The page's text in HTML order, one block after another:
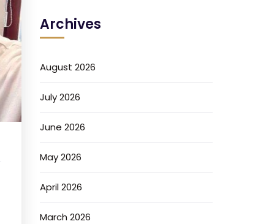
Archives
August 2026
July 2026
June 2026
May 2026
April 2026
March 2026